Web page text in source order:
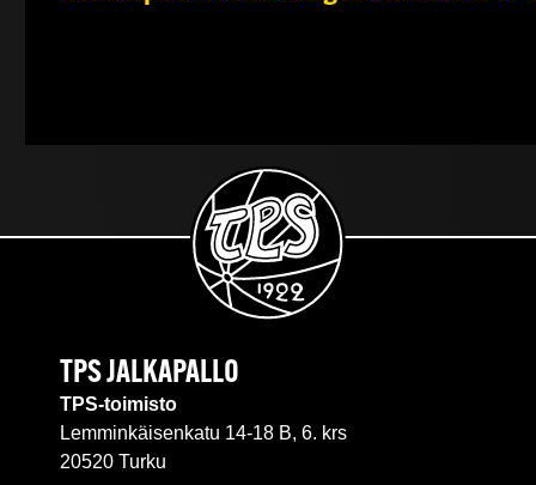
TPS JALKAPALLO
TPS-toimisto
Lemminkäisenkatu 14-18 B, 6. krs
20520 Turku